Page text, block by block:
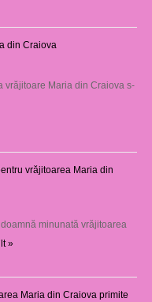
din Craiova
vrăjitoare Maria din Craiova s-
vrăjitoarea Maria din
minunată vrăjitoarea
»
Maria din Craiova primite